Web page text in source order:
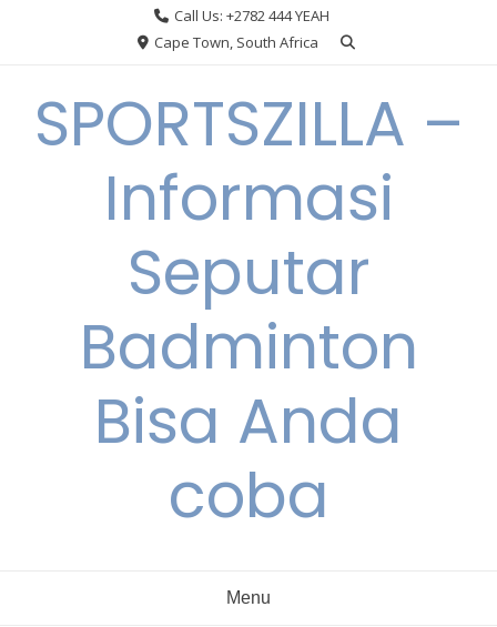
Call Us: +2782 444 YEAH
Cape Town, South Africa
SPORTSZILLA –
Informasi
Seputar
Badminton
Bisa Anda
coba
Menu